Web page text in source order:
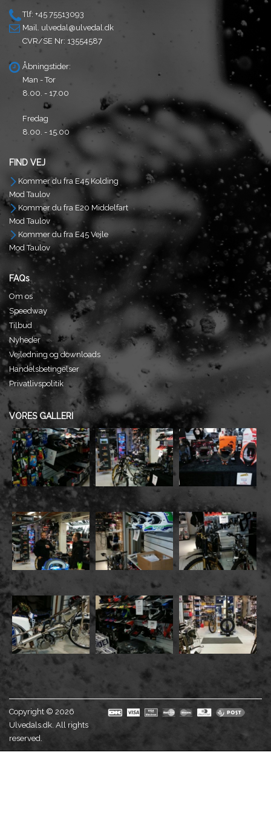
Tlf: +45 75513093
Mail. ulvedal@ulvedal.dk
CVR/SE Nr: 13554587
Åbningstider:
Man - Tor
8.00. - 17.00
Fredag
8.00. - 15.00
FIND VEJ
Kommer du fra E45 Kolding
Mod Taulov
Kommer du fra E20 Middelfart
Mod Taulov
Kommer du fra E45 Vejle
Mod Taulov
FAQs
Om os
Speedway
Tilbud
Nyheder
Vejledning og downloads
Handelsbetingelser
Privatlivspolitik
VORES GALLERI
Copyright © 2026
Ulvedals.dk. All rights
reserved.